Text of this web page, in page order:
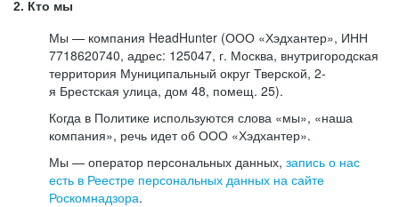
2. Кто мы
Мы — компания HeadHunter (ООО «Хэдхантер», ИНН
7718620740, адрес: 125047, г. Москва, внутригородская
территория Муниципальный округ Тверской, 2-
я Брестская улица, дом 48, помещ. 25).
Когда в Политике используются слова «мы», «наша
компания», речь идет об ООО «Хэдхантер».
Мы — оператор персональных данных, запись о нас
есть в Реестре персональных данных на сайте
Роскомнадзора.